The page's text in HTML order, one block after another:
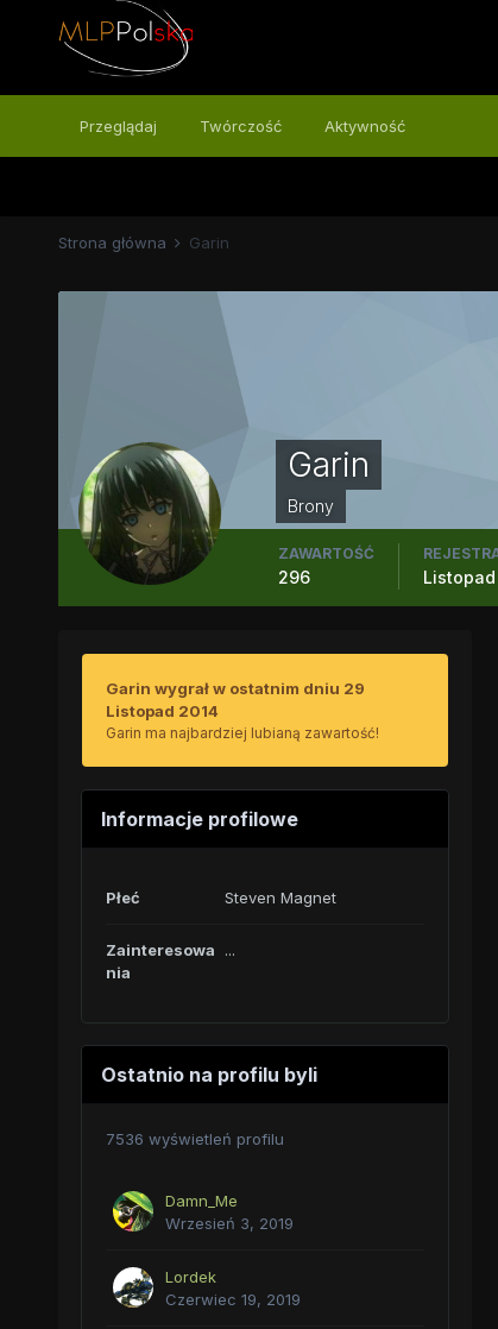
Przeglądaj Twórczość Aktywność
Strona główna Garin
Garin
Brony
ZAWARTOŚĆ
296 Listopad
Garin wygrał w ostatnim dniu 29
Listopad 2014
Garin ma najbardziej lubianą zawartość!
Informacje profilowe
Płeć Steven Magnet
Zainteresowa
nia
...
Ostatnio na profilu byli
7536 wyświetleń profilu
Damn_Me
Wrzesień 3, 2019
Lordek
Czerwiec 19, 2019